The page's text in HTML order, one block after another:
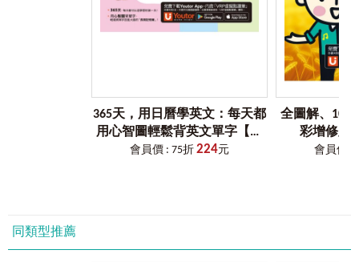
✦ 看看心智圖，找找看，聯想到的單字有沒有在上面呢？
✦ 書中心智圖共有6-7個分類，更隨機補充單字相關知識。
——聯想單字、輕鬆記憶，零基礎也能快速累積英文實力！
✦ 看一看書中的日常生活句，會在哪些時候應用到呢？
✦ 書中句子共有單句與對話句，並隨難易度補充應用金句。
——為你把外國人的生活搬進書裡，只要會說這幾句，就能
✦ 隨文補充道地片語和俚語，搞懂英文的正確說法。
——掌握正確用法，就能說得輕鬆、用得道地！
365天，用日曆學英文：每天都
用心智圖輕鬆背英文單字【虛
擬點讀筆版】（附「Youtor
會員價 : 75折 224元
全圖解、10
彩增修版
「Youtor App
會員價 :
同類型推薦